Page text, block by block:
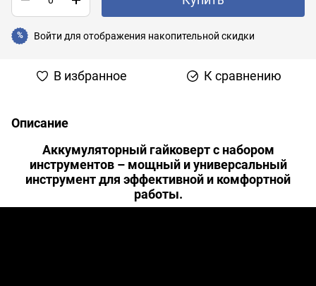
% Войти для отображения накопительной скидки
В избранное К сравнению
Описание
Аккумуляторный гайковерт с набором
инструментов – мощный и универсальный
инструмент для эффективной и комфортной
работы.